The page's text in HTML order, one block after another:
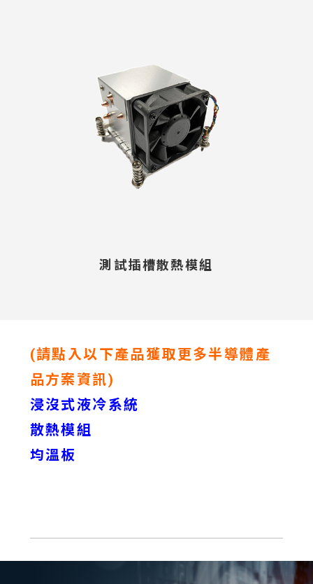
測試插槽散熱模組
(請點入以下產品獲取更多半導體產
品方案資訊)
浸沒式液冷系統
散熱模組
均溫板